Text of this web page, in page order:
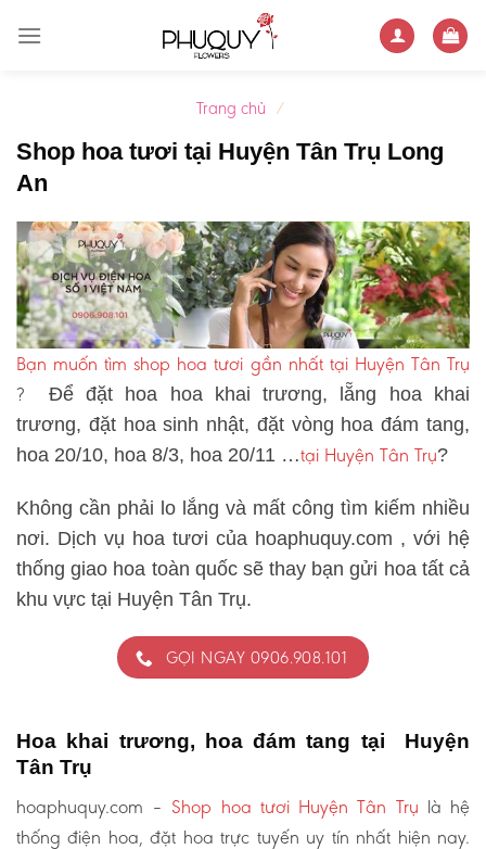
Trang chủ /
Shop hoa tươi tại Huyện Tân Trụ Long
An
Bạn muốn tìm shop hoa tươi gần nhất tại Huyện Tân Trụ
? Để đặt hoa hoa khai trương, lẵng hoa khai
trương, đặt hoa sinh nhật, đặt vòng hoa đám tang,
hoa 20/10, hoa 8/3, hoa 20/11 …tại Huyện Tân Trụ?
Không cần phải lo lắng và mất công tìm kiếm nhiều
nơi. Dịch vụ hoa tươi của hoaphuquy.com , với hệ
thống giao hoa toàn quốc sẽ thay bạn gửi hoa tất cả
khu vực tại Huyện Tân Trụ.
GỌI NGAY 0906.908.101
Hoa khai trương, hoa đám tang tại Huyện
Tân Trụ
hoaphuquy.com – Shop hoa tươi Huyện Tân Trụ là hệ
thống điện hoa, đặt hoa trực tuyến uy tín nhất hiện nay.